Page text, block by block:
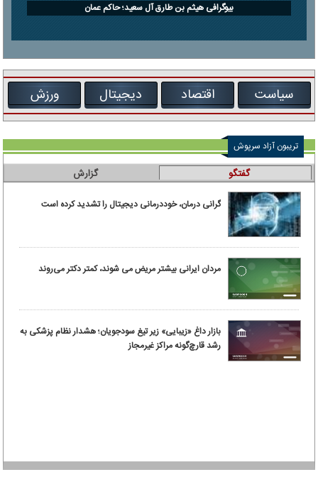
بیوگرافی هیثم بن طارق آل سعید؛ حاکم عمان
سیاست اقتصاد دیجیتال ورزش
تریبون آزاد سرپوش
گفتگو گزارش
گرانی درمان، خوددرمانی دیجیتال را تشدید کرده است
مردان ایرانی بیشتر مریض می شوند، کمتر دکتر می‌روند
بازار داغ «زیبایی» زیر تیغ سودجویان؛ هشدار نظام پزشکی به
رشد قارچ‌گونه مراکز غیرمجاز